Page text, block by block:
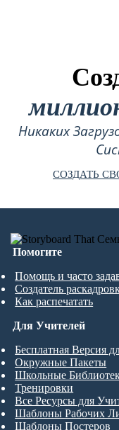
Никаких
СОЗДАТЬ
Помогите
Помощь и часто
Создатель
Как распечатать
Для Учителей
Бесплатная Версия
Окружные Пакеты
Школьные
Тренировки
Все Ресурсы для
Шаблоны Рабочих
Шаблоны Постеров